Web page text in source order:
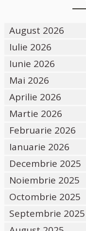
August 2026
Iulie 2026
Iunie 2026
Mai 2026
Aprilie 2026
Martie 2026
Februarie 2026
Ianuarie 2026
Decembrie 2025
Noiembrie 2025
Octombrie 2025
Septembrie 2025